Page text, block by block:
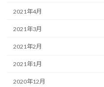
2021年4月
2021年3月
2021年2月
2021年1月
2020年12月